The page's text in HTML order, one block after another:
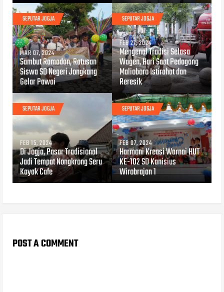
SEPUTAR JOGJA
MAR 07, 2024
Sambut Ramadan, Ratusan
Siswa SD Negeri Jongkang
Gelar Pawai
SEPUTAR JOGJA
FEB 27, 2024
Mengenal Tradisi Selasa
Wagen, Hari Saat Pedagang
Malioboro Istirahat dan
Reresik
SEPUTAR JOGJA
FEB 15, 2024
Di Jogja, Pasar Tradisional
Jadi Tempat Nongkrong Seru
Kayak Cafe
SEPUTAR JOGJA
FEB 07, 2024
Harmoni Kreasi Warnai HUT
KE-102 SD Kanisius
Wirobrajan 1
POST A COMMENT